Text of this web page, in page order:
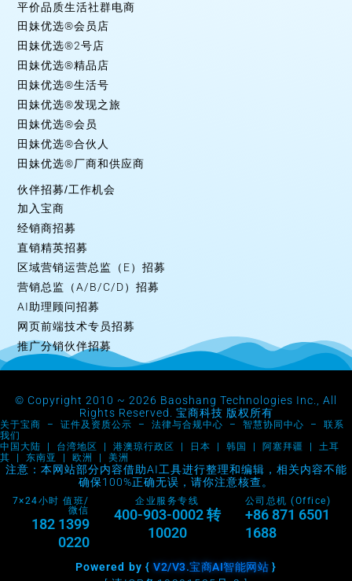
平价品质生活社群电商
田妹优选®会员店
田妹优选®2号店
田妹优选®精品店
田妹优选®生活号
田妹优选®发现之旅
田妹优选®会员
田妹优选®合伙人
田妹优选®厂商和供应商
伙伴招募/工作机会
加入宝商
经销商招募
直销精英招募
区域营销运营总监（E）招募
营销总监（A/B/C/D）招募
AI助理顾问招募
网页前端技术专员招募
推广分销伙伴招募
© Copyright 2010 ~ 2026 Baoshang Technologies Inc., All
Rights Reserved. 宝商科技 版权所有
关于宝商 – 证件及资质公示 – 法律与合规中心 – 智慧协同中心 – 联系
我们
中国大陆 | 台湾地区 | 港澳琼行政区 | 日本 | 韩国 | 阿塞拜疆 | 土耳
其 | 东南亚 | 欧洲 | 美洲
注意：本网站部分内容借助AI工具进行整理和编辑，相关内容不能
确保100%正确无误，请你注意核查。
7×24小时 值班/
微信
182 1399
0220
企业服务专线
400-903-0002 转
10020
公司总机 (Office)
+86 871 6501
1688
Powered by {V2/V3.宝商AI智能网站 }